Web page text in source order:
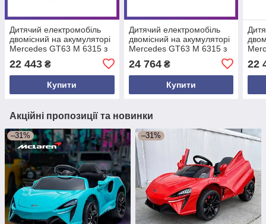
Дитячий електромобіль
двомісний на акумуляторі
Mercedes GT63 M 6315 з
пультом р/у для дітей 3-8
років Жовтий
22 443 ₴
Купити
Дитячий електромобіль
двомісний на акумуляторі
Mercedes GT63 M 6315 з
пультом р/у для дітей 3-8
років Червоний
фарбований
24 764₴
Купити
22
Акційні пропозиції та новинки
–31% –31%